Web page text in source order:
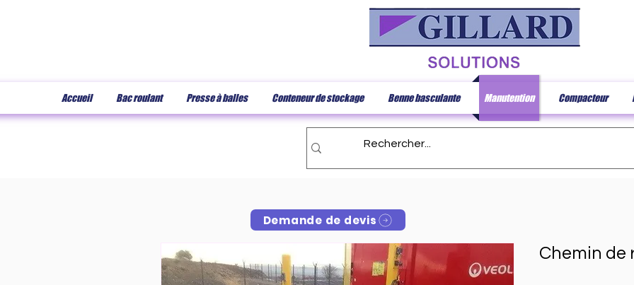
Accueil Bac roulant Presse à balles Conteneur de stockage Benne basculante Manutention Compacteur
Chemin de
Demande de devis